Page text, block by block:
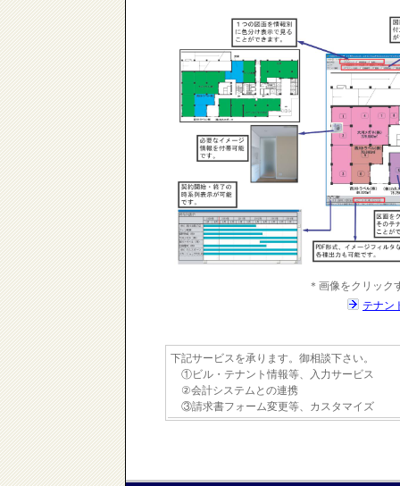
＊画像をクリッ
テナン
下記サービスを承ります。御相談下さい。
①ビル・テナント情報等、入力サービス
②会計システムとの連携
③請求書フォーム変更等、カスタマイズ